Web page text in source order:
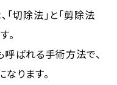
切除法」と「剪除法
。
呼ばれる手術方法で、
ります。